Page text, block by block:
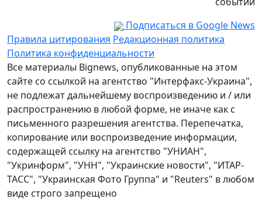
Подписаться в Google News
Правила цитирования Редакционная политика
Политика конфиденциальности
Все материалы Bignews, опубликованные на этом
сайте со ссылкой на агентство "Интерфакс-Украина",
не подлежат дальнейшему воспроизведению и / или
распространению в любой форме, не иначе как с
письменного разрешения агентства. Перепечатка,
копирование или воспроизведение информации,
содержащей ссылку на агентство "УНИАН",
"Укринформ", "УНН", "Украинские новости", "ИТАР-
ТАСС", "Украинская Фото Группа" и "Reuters" в любом
виде строго запрещено